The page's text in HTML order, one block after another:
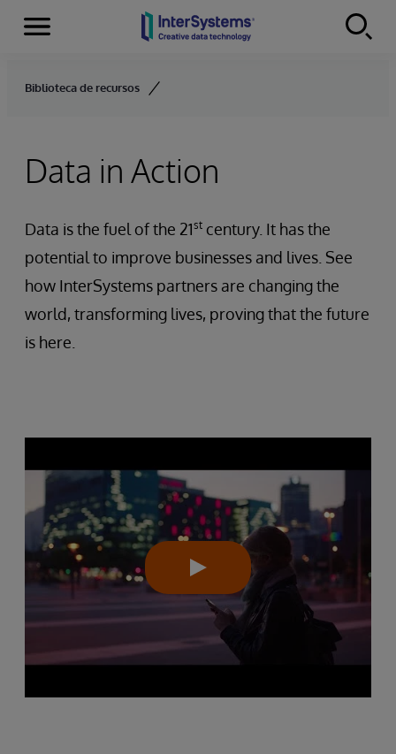
Skip to content
Menu
Biblioteca de recursos
Data in Action
Data is the fuel of the 21st century. It has the
potential to improve businesses and lives. See
how InterSystems partners are changing the
world, transforming lives, proving that the future
is here.